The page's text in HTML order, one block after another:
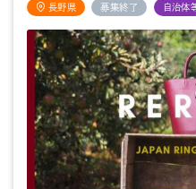
長野県 募集終了 自治体